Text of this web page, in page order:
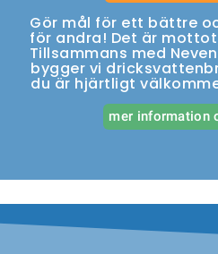
Gör mål för ett bättre
för andra! Det är mottot
Tillsammans med
bygger vi
du är hjärtligt
mer information